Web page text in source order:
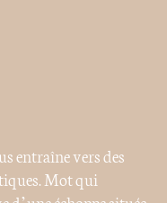
entraîne vers des
Mot qui